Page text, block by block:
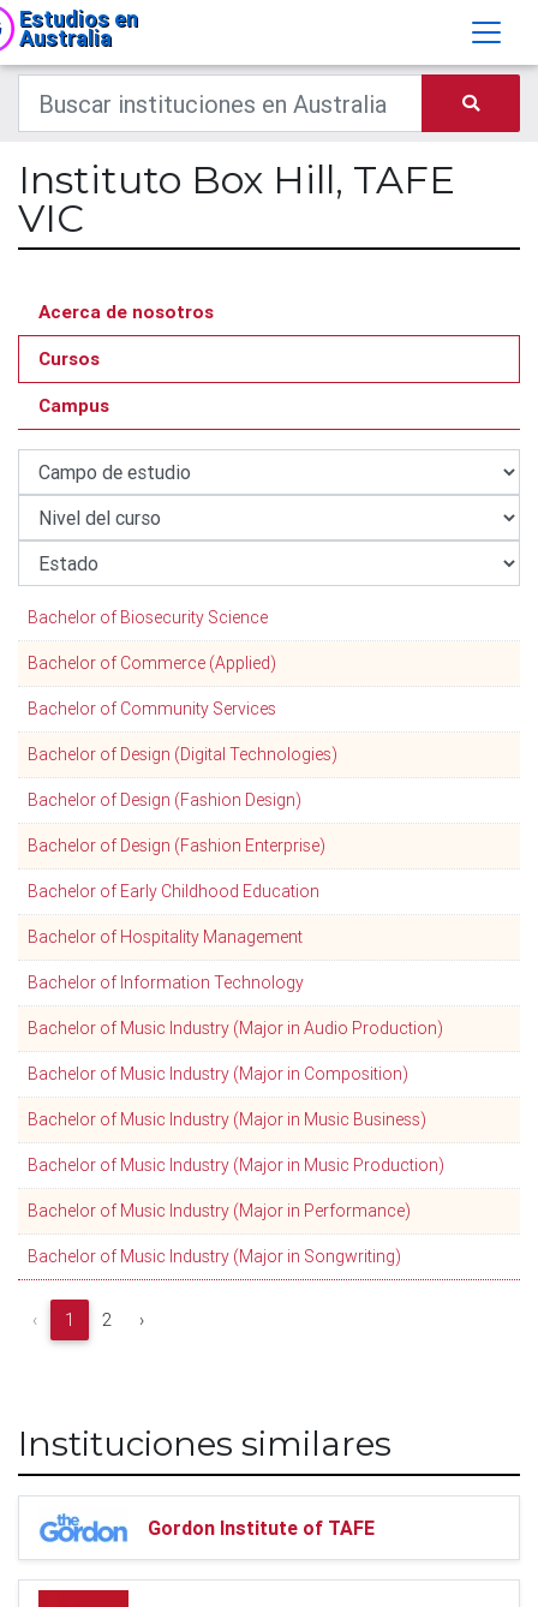
Estudios en
Australia
Instituto Box Hill, TAFE
VIC
Acerca de nosotros
Cursos
Campus
Bachelor of Biosecurity Science
Bachelor of Commerce (Applied)
Bachelor of Community Services
Bachelor of Design (Digital Technologies)
Bachelor of Design (Fashion Design)
Bachelor of Design (Fashion Enterprise)
Bachelor of Early Childhood Education
Bachelor of Hospitality Management
Bachelor of Information Technology
Bachelor of Music Industry (Major in Audio Production)
Bachelor of Music Industry (Major in Composition)
Bachelor of Music Industry (Major in Music Business)
Bachelor of Music Industry (Major in Music Production)
Bachelor of Music Industry (Major in Performance)
Bachelor of Music Industry (Major in Songwriting)
‹ 1 2 ›
Instituciones similares
Gordon Institute of TAFE